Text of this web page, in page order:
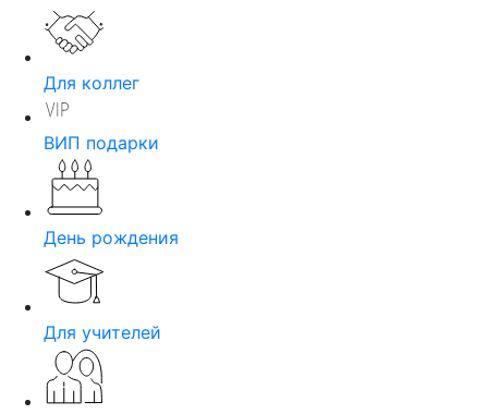
Для коллег
ВИП подарки
День рождения
Для учителей